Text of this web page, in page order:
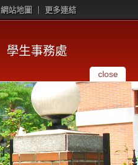
網站地圖 更多連結
學生事務處
close